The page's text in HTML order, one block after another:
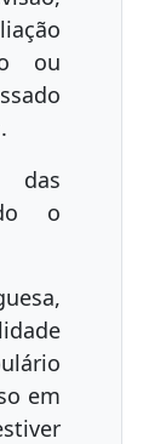
ou
das
o
em